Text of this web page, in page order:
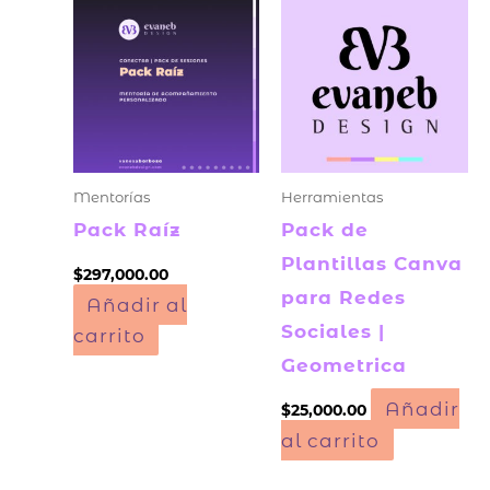
Mentorías
Pack Raíz
$297,000.00
Añadir al
carrito
Herramientas
Pack de
Plantillas Canva
para Redes
Sociales |
Geometrica
$25,000.00
Añadir
al carrito